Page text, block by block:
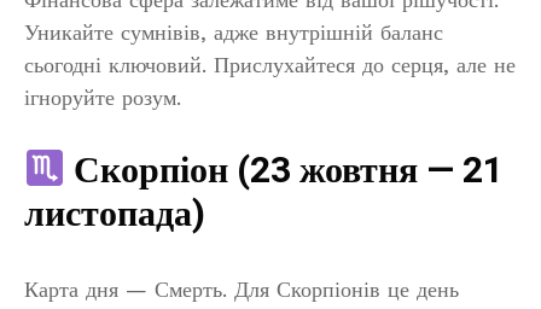
Уникайте сумнівів, адже внутрішній баланс
сьогодні ключовий. Прислухайтеся до серця, але не
ігноруйте розум.
Скорпіон (23 жовтня — 21
листопада)
Карта дня — Смерть. Для Скорпіонів це день